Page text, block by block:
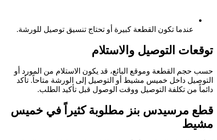
عندما تكون القطعة كبيرة أو تحتاج تنسيق توصيل للورشة.
توقعات التوصيل والاستلام
حسب حجم القطعة وموقع البائع، قد يكون الاستلام من المورد أو
التوصيل داخل خميس مشيط أو التوصيل إلى الورشة متاحاً. تأكد
دائماً من تكلفة التوصيل ووقت الوصول قبل تأكيد الطلب.
قطع مرسيدس بنز مطلوبة كثيراً في خميس
مشيط